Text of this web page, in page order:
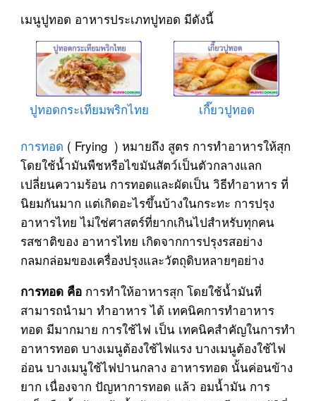
เมนูปูทอด อาหารประเภทปูทอด มีดังนี้
ปูทอดกระเทียมพริกไทย เกี๊ยวปูทอด
การทอด ( Frying ) หมายถึง สูตร การทำอาหารให้สุก
โดยใช้น้ำมันพืชหรือไขมันสัตว์เป็นตัวกลางแลก
เปลี่ยนความร้อน การทอดและผัดเป็น วิธีทำอาหาร ที่
นิยมกันมาก แต่เกิดอะไรขึ้นบ้างในกระทะ การปรุง
อาหารไทย ไม่ใช่ศาสตร์ที่ยากเกินไปสำหรับทุกคน
รสชาติของ อาหารไทย เกิดจากการปรุงรสอย่าง
กลมกล่อมของเครื่องปรุงและวัตถุดิบหลายๆอย่าง
การทอด คือการทำให้อาหารสุก โดยใช้น้ำมันที่
สามารถนำมา ทำอาหาร ได้ เทคนิคการทำอาหาร
ทอด มีมากมาย การใช้ไฟ เป็น เทคนิคสำคัญในการทำ
อาหารทอด บางเมนูต้องใช้ไฟแรง บางเมนูต้องใช้ไฟ
อ่อน บางเมนูใช้ไฟปานกลาง อาหารทอด นั้นค่อนข้าง
ยาก เนื่องจาก ปัญหาการทอด แล้ว อมน้ำมัน การ